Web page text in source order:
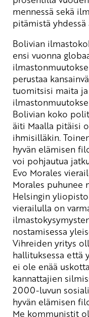
mennessä sekä
pitämistä yhdessä
Bolivian
ensi vuonna
perustaa
tuomitsisi maita
Bolivian koko
äiti Maalla pitäisi
ihmisilläkin.
hyvän elämisen
voi pohjautua
Evo Morales
Morales puhunee
Helsingin
vierailulla on
nostamisessa
Vihreiden yritys
hallituksessa että
ei ole enää
kannattajien
2000-luvun
hyvän elämisen
Me kommunistit